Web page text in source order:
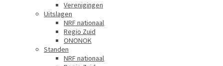
Verenigingen
Uitslagen
NRF nationaal
Regio Zuid
ONONOK
Standen
NRF nationaal